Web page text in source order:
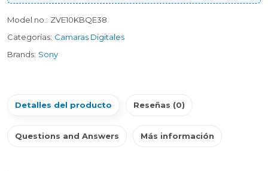
Model no.: ZVE10KBQE38
Categorías: Camaras Digitales
Brands: Sony
Detalles del producto Reseñas (0)
Questions and Answers Más información